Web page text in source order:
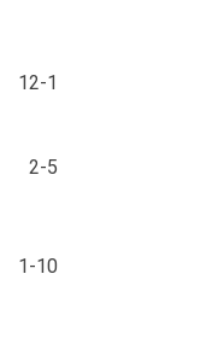
12-1
2-5
1-10